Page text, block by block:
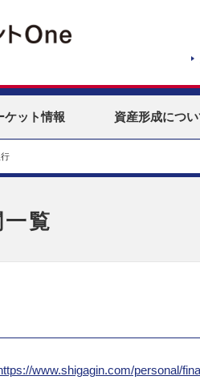
ケット情報 資産形成につ
覧
www.shigagin.com/personal/